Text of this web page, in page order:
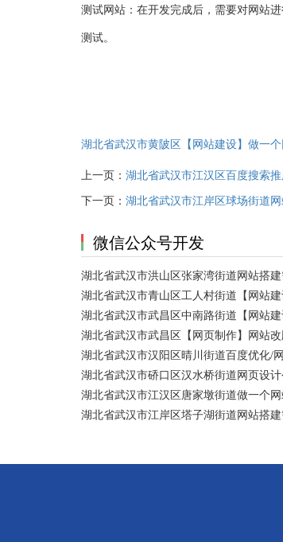
测试网站：在开发完成后，需要对网站
测试。
湖北省武汉市黄陂区【网站建设】做一
上一页： 湖北省武汉市江汉区百度搜索
下一页： 湖北省武汉市江岸区球场街道网
微信公众号开发
湖北省武汉市洪山区张家湾街道网站搭
湖北省武汉市青山区工人村街道【网站
湖北省武汉市武昌区中南路街道【网站
湖北省武汉市武昌区【网页制作】网站
湖北省武汉市汉阳区晴川街道百度优化/
湖北省武汉市硚口区汉水桥街道网页设计
湖北省武汉市江汉区唐家墩街道做一个
湖北省武汉市江岸区塔子湖街道网站搭建